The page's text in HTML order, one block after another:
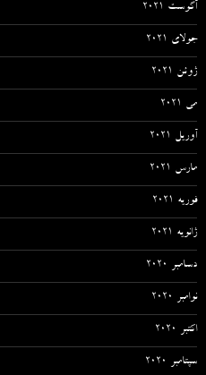
آگوست 2021
جولای 2021
ژوئن 2021
می 2021
آوریل 2021
مارس 2021
فوریه 2021
ژانویه 2021
دسامبر 2020
نوامبر 2020
اکتبر 2020
سپتامبر 2020